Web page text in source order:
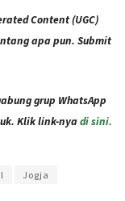
Content (UGC)
apa pun. Submit
grup WhatsApp
Klik link-nyadi sini.
Jogja